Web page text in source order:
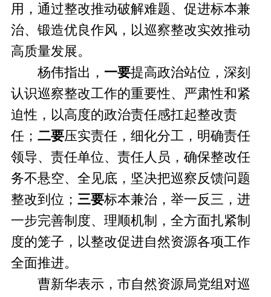
用，通过整改推动破解难题、促进标本兼
治、锻造优良作风，以巡察整改实效推动
高质量发展。
杨伟指出， 一要提高政治站位，深刻
认识巡察整改工作的重要性、严肃性和紧
迫性，以高度的政治责任感扛起整改责
任； 二要压实责任，细化分工，明确责任
领导、责任单位、责任人员，确保整改任
务不悬空、全见底，坚决把巡察反馈问题
整改到位； 三要标本兼治，举一反三，进
一步完善制度、理顺机制，全方面扎紧制
度的笼子，以整改促进自然资源各项工作
全面推进。
曹新华表示，市自然资源局党组对巡